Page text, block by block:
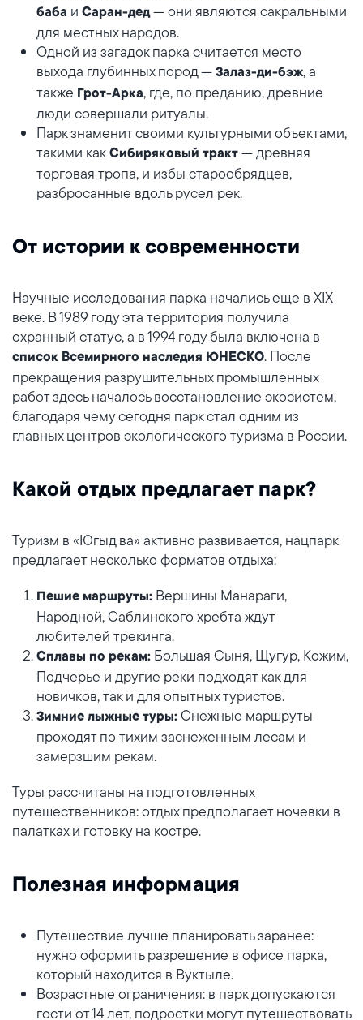
баба и Саран-дед— они являются сакральными
для местных народов.
Одной из загадок парка считается место
выхода глубинных пород — Залаз-ди-бэж, а
также Грот-Арка, где, по преданию, древние
люди совершали ритуалы.
Парк знаменит своими культурными объектами,
такими как Сибиряковый тракт — древняя
торговая тропа, и избы старообрядцев,
разбросанные вдоль русел рек.
От истории к современности
Научные исследования парка начались еще в XIX
веке. В 1989 году эта территория получила
охранный статус, а в 1994 году была включена в
список Всемирного наследия ЮНЕСКО. После
прекращения разрушительных промышленных
работ здесь началось восстановление экосистем,
благодаря чему сегодня парк стал одним из
главных центров экологического туризма в России.
Какой отдых предлагает парк?
Туризм в «Югыд ва» активно развивается, нацпарк
предлагает несколько форматов отдыха:
Пешие маршруты: Вершины Манараги,
Народной, Саблинского хребта ждут
любителей трекинга.
Сплавы по рекам: Большая Сыня, Щугур, Кожим,
Подчерье и другие реки подходят как для
новичков, так и для опытных туристов.
Зимние лыжные туры: Снежные маршруты
проходят по тихим заснеженным лесам и
замерзшим рекам.
Туры рассчитаны на подготовленных
путешественников: отдых предполагает ночевки в
палатках и готовку на костре.
Полезная информация
Путешествие лучше планировать заранее:
нужно оформить разрешение в офисе парка,
который находится в Вуктыле.
Возрастные ограничения: в парк допускаются
гости от 14 лет, подростки могут путешествовать